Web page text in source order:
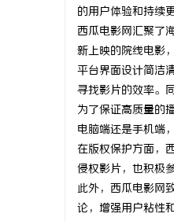
的用户体验和持续
西瓜电影网汇聚了
新上映的院线电影
平台界面设计简洁
寻找影片的效率。
为了保证高质量的
电脑端还是手机端
在版权保护方面，
侵权影片，也积极
此外，西瓜电影网
论，增强用户粘性